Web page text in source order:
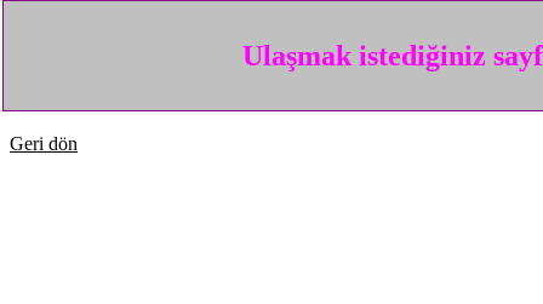
Ulaşmak istediğiniz
Geri dön